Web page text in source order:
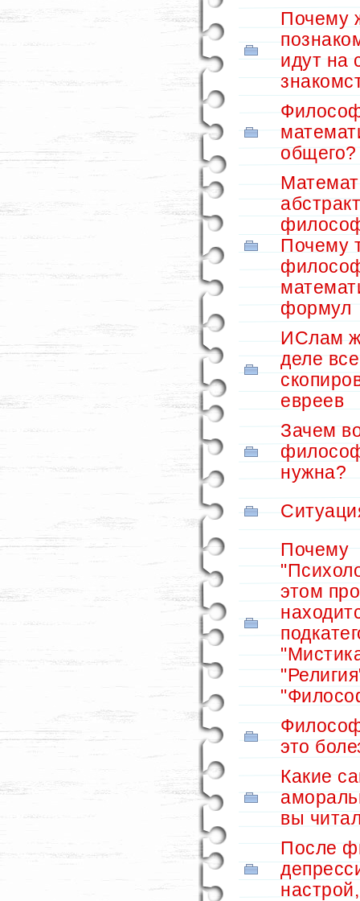
Почему
идут на
общего?
Почему
формул
ИСлам
деле все
евреев
Зачем
нужна?
Почему
этом
это
Какие
вы
После